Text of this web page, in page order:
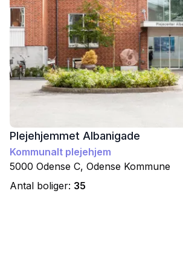
Plejehjemmet Albanigade
Kommunalt plejehjem
5000 Odense C, Odense Kommune
Antal boliger: 35